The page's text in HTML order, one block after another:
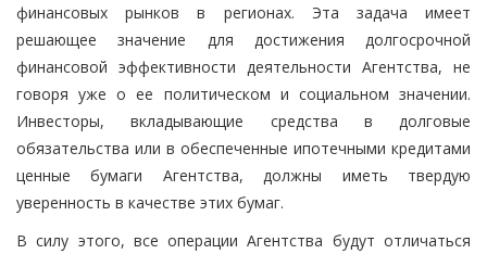
финансовых рынков в регионах. Эта задача имеет
решающее значение для достижения долгосрочной
финансовой эффективности деятельности Агентства, не
говоря уже о ее политическом и социальном значении.
Инвесторы, вкладывающие средства в долговые
обязательства или в обеспеченные ипотечными кредитами
ценные бумаги Агентства, должны иметь твердую
уверенность в качестве этих бумаг.
В силу этого, все операции Агентства будут отличаться